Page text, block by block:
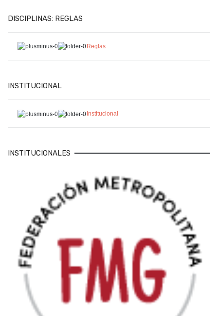
DISCIPLINAS: REGLAS
Reglas
INSTITUCIONAL
Institucional
INSTITUCIONALES